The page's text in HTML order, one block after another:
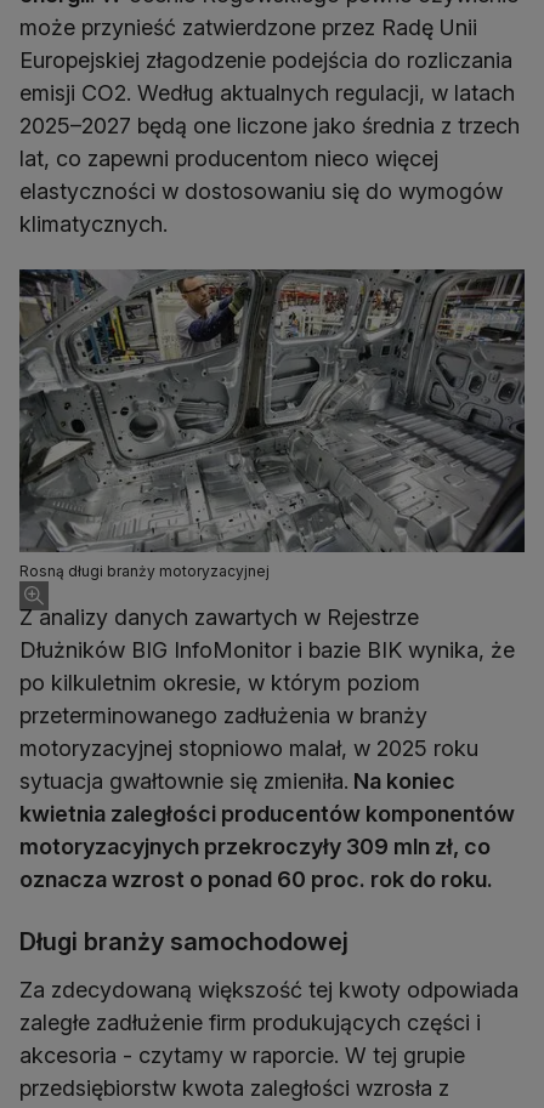
może przynieść zatwierdzone przez Radę Unii
Europejskiej złagodzenie podejścia do rozliczania
emisji CO2. Według aktualnych regulacji, w latach
2025–2027 będą one liczone jako średnia z trzech
lat, co zapewni producentom nieco więcej
elastyczności w dostosowaniu się do wymogów
klimatycznych.
Rosną długi branży motoryzacyjnej
Z analizy danych zawartych w Rejestrze
Dłużników BIG InfoMonitor i bazie BIK wynika, że
po kilkuletnim okresie, w którym poziom
przeterminowanego zadłużenia w branży
motoryzacyjnej stopniowo malał, w 2025 roku
sytuacja gwałtownie się zmieniła. Na koniec
kwietnia zaległości producentów komponentów
motoryzacyjnych przekroczyły 309 mln zł, co
oznacza wzrost o ponad 60 proc. rok do roku.
Długi branży samochodowej
Za zdecydowaną większość tej kwoty odpowiada
zaległe zadłużenie firm produkujących części i
akcesoria - czytamy w raporcie. W tej grupie
przedsiębiorstw kwota zaległości wzrosła z